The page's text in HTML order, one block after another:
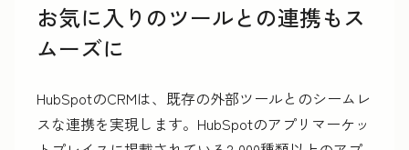
お気に入りのツールとの連携もス
ムーズに
HubSpotのCRMは、既存の外部ツールとのシームレ
スな連携を実現します。HubSpotのアプリマーケッ